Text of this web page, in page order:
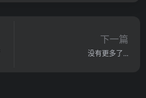
下一篇
没有更多了...